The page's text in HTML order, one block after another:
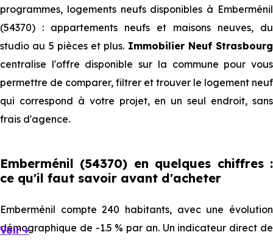
programmes, logements neufs disponibles à Emberménil
(54370) : appartements neufs et maisons neuves, du
studio au 5 pièces et plus. Immobilier Neuf Strasbourg
centralise l'offre disponible sur la commune pour vous
permettre de comparer, filtrer et trouver le logement neuf
qui correspond à votre projet, en un seul endroit, sans
frais d'agence.
Emberménil (54370) en quelques chiffres :
ce qu'il faut savoir avant d'acheter
Emberménil compte 240 habitants, avec une évolution
démographique de -1.5 % par an. Un indicateur direct de
Voir +